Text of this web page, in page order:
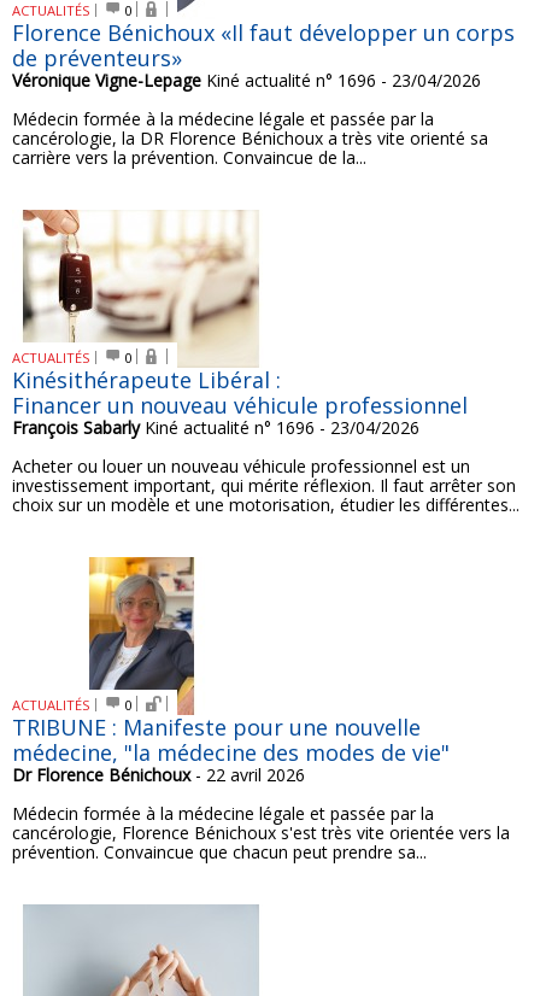
ACTUALITÉS 0
Florence Bénichoux «Il faut développer un corps
de préventeurs»
Véronique Vigne-Lepage Kiné actualité n° 1696 - 23/04/2026
Médecin formée à la médecine légale et passée par la
cancérologie, la DR Florence Bénichoux a très vite orienté sa
carrière vers la prévention. Convaincue de la...
ACTUALITÉS 0
Kinésithérapeute Libéral :
Financer un nouveau véhicule professionnel
François SabarlyKiné actualité n° 1696 - 23/04/2026
Acheter ou louer un nouveau véhicule professionnel est un
investissement important, qui mérite réflexion. Il faut arrêter son
choix sur un modèle et une motorisation, étudier les différentes...
ACTUALITÉS 0
TRIBUNE : Manifeste pour une nouvelle
médecine, "la médecine des modes de vie"
Dr Florence Bénichoux- 22 avril 2026
Médecin formée à la médecine légale et passée par la
cancérologie, Florence Bénichoux s'est très vite orientée vers la
prévention. Convaincue que chacun peut prendre sa...